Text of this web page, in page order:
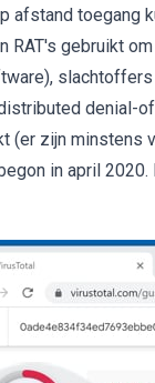
afstand toegang
RAT's gebruikt
denial-
(er zijn minstens
in april